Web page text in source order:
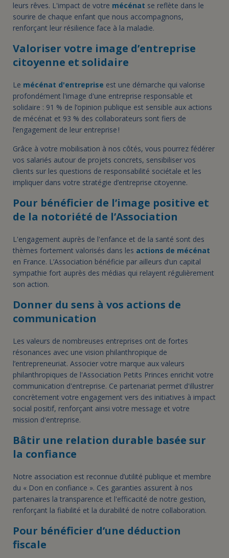
leurs rêves. L'impact de votre mécénat se reflète dans le
sourire de chaque enfant que nous accompagnons,
renforçant leur résilience face à la maladie.
Valoriser votre image d’entreprise
citoyenne et solidaire
Le mécénat d'entreprise est une démarche qui valorise
profondément l'image d'une entreprise responsable et
solidaire : 91 % de l’opinion publique est sensible aux actions
de mécénat et 93 % des collaborateurs sont fiers de
l’engagement de leur entreprise !
Grâce à votre mobilisation à nos côtés, vous pourrez fédérer
vos salariés autour de projets concrets, sensibiliser vos
clients sur les questions de responsabilité sociétale et les
impliquer dans votre stratégie d’entreprise citoyenne.
Pour bénéficier de l’image positive et
de la notoriété de l’Association
L'engagement auprès de l'enfance et de la santé sont des
thèmes fortement valorisés dans les actions de mécénat
en France. L’Association bénéficie par ailleurs d’un capital
sympathie fort auprès des médias qui relayent régulièrement
son action.
Donner du sens à vos actions de
communication
Les valeurs de nombreuses entreprises ont de fortes
résonances avec une vision philanthropique de
l’entrepreneuriat. Associer votre marque aux valeurs
philanthropiques de l'Association Petits Princes enrichit votre
communication d'entreprise. Ce partenariat permet d'illustrer
concrètement votre engagement vers des initiatives à impact
social positif, renforçant ainsi votre message et votre
mission d'entreprise.
Bâtir une relation durable basée sur
la confiance
Notre association est reconnue d’utilité publique et membre
du « Don en confiance ». Ces garanties assurent à nos
partenaires la transparence et l'efficacité de notre gestion,
renforçant la fiabilité et la durabilité de notre collaboration.
Pour bénéficier d’une déduction
fiscale